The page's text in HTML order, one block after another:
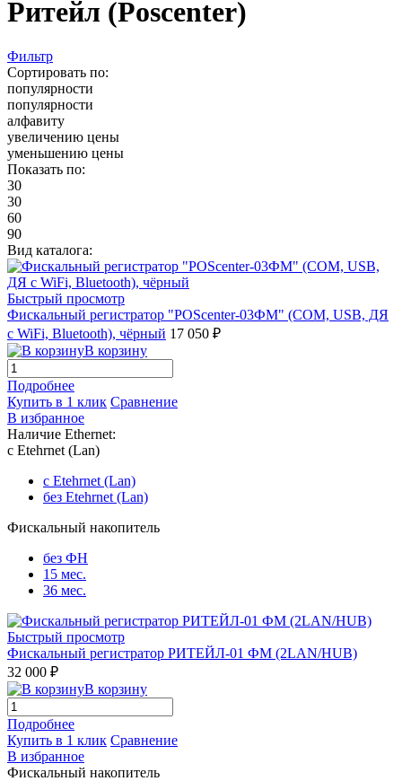
Ритейл (Poscenter)
Фильтр
Сортировать по:
популярности
популярности
алфавиту
увеличению цены
уменьшению цены
Показать по:
30
30
60
90
Вид каталога:
Быстрый просмотр
Фискальный регистратор "POScenter-03ФМ" (COM, USB, ДЯ
с WiFi, Bluetooth), чёрный 17 050 ₽
В корзину
Подробнее
Купить в 1 клик Сравнение
В избранное
Наличие Ethernet:
c Etehrnet (Lan)
c Etehrnet (Lan)
без Etehrnet (Lan)
Фискальный накопитель
без ФН
15 мес.
36 мес.
Быстрый просмотр
Фискальный регистратор РИТЕЙЛ-01 ФМ (2LAN/HUB)
32 000 ₽
В корзину
Подробнее
Купить в 1 клик Сравнение
В избранное
Фискальный накопитель